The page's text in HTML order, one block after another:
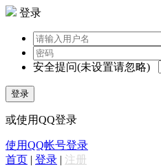
登录
安全提问(未设置请忽略)
登录
或使用QQ登录
使用QQ帐号登录
首页 | 登录 | 注册